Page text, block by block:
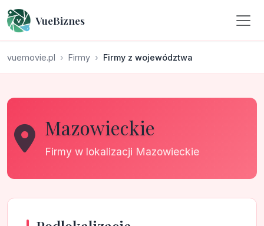
VueBiznes
vuemovie.pl Firmy Firmy z województwa
Mazowieckie
Firmy w lokalizacji Mazowieckie